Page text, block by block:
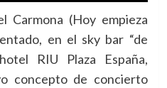
Carmona (Hoy empieza
en el sky bar “de
RIU Plaza España,
concepto de concierto